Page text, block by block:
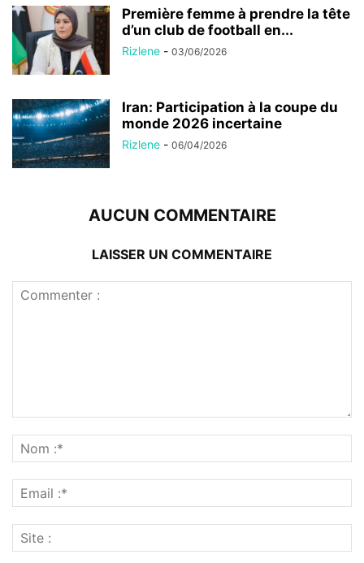
Première femme à prendre la tête
d’un club de football en...
Rizlene - 03/06/2026
Iran: Participation à la coupe du
monde 2026 incertaine
Rizlene - 06/04/2026
AUCUN COMMENTAIRE
LAISSER UN COMMENTAIRE